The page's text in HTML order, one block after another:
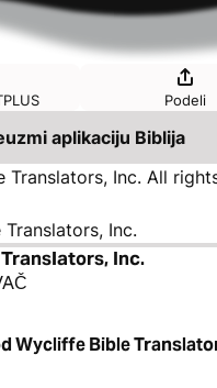
Podeli
aplikaciju Biblija
Inc. All
Inc.
Inc.
Wycliffe Bible